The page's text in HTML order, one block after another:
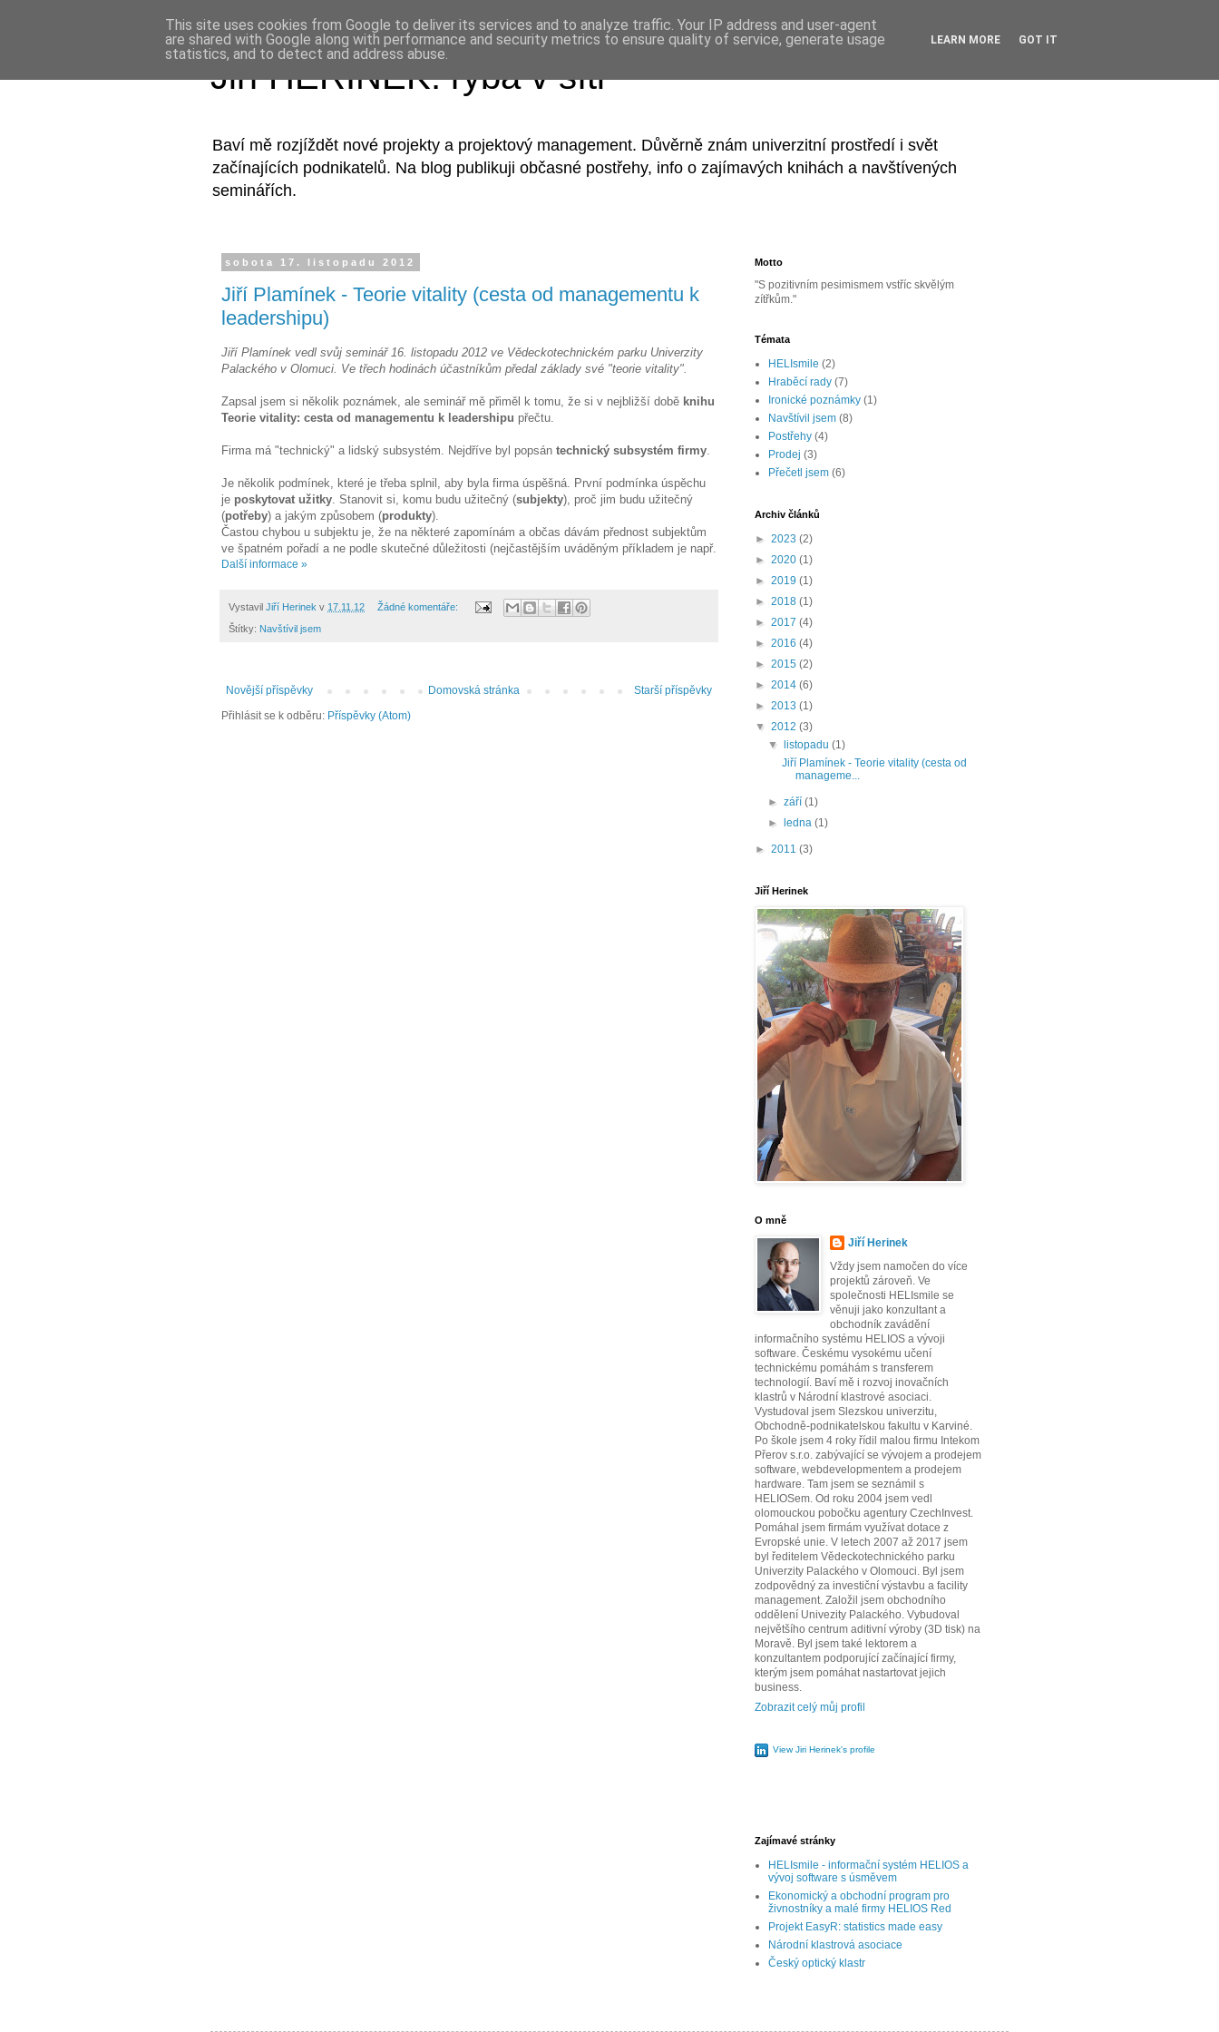
Jiří HERINEK: ryba v síti
Baví mě rozjíždět nové projekty a projektový management. Důvěrně znám univerzitní prostředí i svět
začínajících podnikatelů. Na blog publikuji občasné postřehy, info o zajímavých knihách a navštívených
seminářích.
sobota 17. listopadu 2012
Jiří Plamínek - Teorie vitality (cesta od managementu k
leadershipu)
Jiří Plamínek vedl svůj seminář 16. listopadu 2012 ve Vědeckotechnickém parku Univerzity
Palackého v Olomuci. Ve třech hodinách účastníkům předal základy své "teorie vitality".
Zapsal jsem si několik poznámek, ale seminář mě přiměl k tomu, že si v nejbližší době knihu
Teorie vitality: cesta od managementu k leadershipu přečtu.
Firma má "technický" a lidský subsystém. Nejdříve byl popsán technický subsystém firmy
Je několik podmínek, které je třeba splnil, aby byla firma úspěšná. První podmínka úspěchu
je poskytovat užitky . Stanovit si, komu budu užitečný (subjekty), proč jim budu užitečný
(potřeby) a jakým způsobem (produkty).
Častou chybou u subjektu je, že na některé zapomínám a občas dávám přednost subjektům
ve špatném pořadí a ne podle skutečné důležitosti (nejčastějším uváděným příkladem je např.
Další informace »
Vystavil Jiří Herinek v 17.11.12 Žádné komentáře:
Štítky: Navštívil jsem
Novější příspěvky Starší příspěvky
Domovská stránka
Přihlásit se k odběru: Příspěvky (Atom)
Motto
"S pozitivním pesimismem vstříc skvělým
zítřkům."
Témata
HELIsmile (2)
Hraběcí rady (7)
Ironické poznámky (1)
Navštívil jsem (8)
Postřehy (4)
Prodej (3)
Přečetl jsem (6)
Archiv článků
► 2023 (2)
► 2020 (1)
► 2019 (1)
► 2018 (1)
► 2017 (4)
► 2016 (4)
► 2015 (2)
► 2014 (6)
► 2013 (1)
▼ 2012 (3)
▼
listopadu(1)
Jiří Plamínek - Teorie vitality (cesta od
manageme...
►září(1)
►
ledna(1)
► 2011 (3)
Jiří Herinek
O mně
Jiří Herinek
Vždy jsem namočen do více
projektů zároveň. Ve
společnosti HELIsmile se
věnuji jako konzultant a
obchodník zavádění
informačního systému HELIOS a vývoji
software. Českému vysokému učení
technickému pomáhám s transferem
technologií. Baví mě i rozvoj inovačních
klastrů v Národní klastrové asociaci.
Vystudoval jsem Slezskou univerzitu,
Obchodně-podnikatelskou fakultu v Karviné.
Po škole jsem 4 roky řídil malou firmu Intekom
Přerov s.r.o. zabývající se vývojem a prodejem
software, webdevelopmentem a prodejem
hardware. Tam jsem se seznámil s
HELIOSem. Od roku 2004 jsem vedl
olomouckou pobočku agentury CzechInvest.
Pomáhal jsem firmám využívat dotace z
Evropské unie. V letech 2007 až 2017 jsem
byl ředitelem Vědeckotechnického parku
Univerzity Palackého v Olomouci. Byl jsem
zodpovědný za investiční výstavbu a facility
management. Založil jsem obchodního
oddělení Univezity Palackého. Vybudoval
největšího centrum aditivní výroby (3D tisk) na
Moravě. Byl jsem také lektorem a
konzultantem podporující začínající firmy,
kterým jsem pomáhat nastartovat jejich
business.
Zobrazit celý můj profil
View Jiri Herinek's profile
Zajímavé stránky
HELIsmile - informační systém HELIOS a
vývoj software s úsměvem
Ekonomický a obchodní program pro
živnostníky a malé firmy HELIOS Red
Projekt EasyR: statistics made easy
Národní klastrová asociace
Český optický klastr
This site uses cookies from Google to deliver its services and to analyze traffic. Your IP address and user-agent
are shared with Google along with performance and security metrics to ensure quality of service, generate usage
statistics, and to detect and address abuse.
LEARN MORE GOT IT